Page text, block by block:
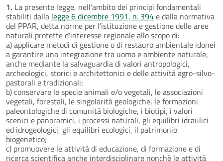
1. La presente legge, nell'ambito dei principi fondamentali
stabiliti dalla legge 6 dicembre 1991, n. 394e dalla normativa
del PPAR, detta norme per l'istituzione e gestione delle aree
naturali protette d'interesse regionale allo scopo di:
a) applicare metodi di gestione o di restauro ambientale idonei
a garantire una integrazione tra uomo e ambiente naturale,
anche mediante la salvaguardia di valori antropologici,
archeologici, storici e architettonici e delle attività agro-silvo-
pastorali e tradizionali;
b) conservare le specie animali e/o vegetali, le associazioni
vegetali, forestali, le singolarità geologiche, le formazioni
paleontologiche di comunità biologiche, i biotipi, i valori
scenici e panoramici, i processi naturali, gli equilibri idraulici
ed idrogeologici, gli equilibri ecologici, il patrimonio
biogenetico;
c) promuovere le attività di educazione, di formazione e di
ricerca scientifica anche interdisciplinare nonchè le attività